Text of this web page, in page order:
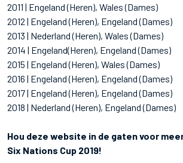
2011 | Engeland (Heren), Wales (Dames)
2012 | Engeland (Heren), Engeland (Dames)
2013 | Nederland (Heren), Wales (Dames)
2014 | Engeland(Heren), Engeland (Dames)
2015 | Engeland (Heren), Wales (Dames)
2016 | Engeland (Heren), Engeland (Dames)
2017 | Engeland (Heren), Engeland (Dames)
2018 | Nederland (Heren), Engeland (Dames)
Hou deze website in de gaten voor
Six Nations Cup 2019!